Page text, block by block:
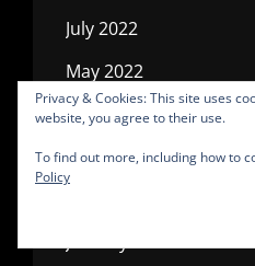
July 2022
May 2022
April 2022
March 2022
January 2022
Privacy & Cookies: This site uses
website, you agree to their use.
To find out more, including how to
Policy